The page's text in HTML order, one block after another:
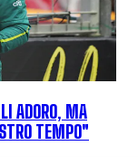
ADORO, MA
TEMPO"